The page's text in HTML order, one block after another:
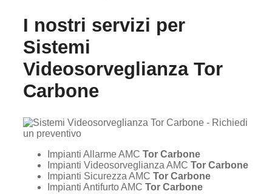
I nostri servizi per
Sistemi
Videosorveglianza Tor
Carbone
Impianti Allarme AMC Tor Carbone
Impianti Videosorveglianza AMC Tor Carbone
Impianti Sicurezza AMC Tor Carbone
Impianti Antifurto AMC Tor Carbone